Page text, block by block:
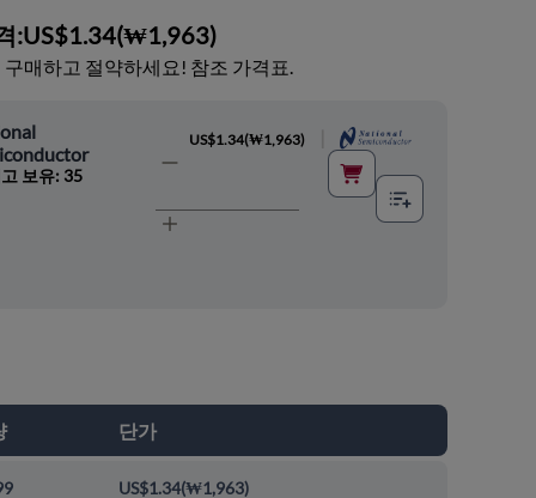
:US$1.34(₩1,963)
구매하고 절약하세요! 참조 가격표.
보유: 35
US$1.34(₩1,963)
단가
US$1.34(₩1,963)